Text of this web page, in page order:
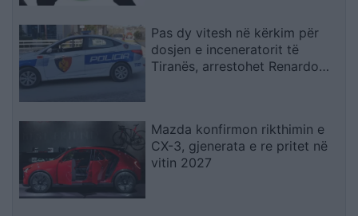
Pas dy vitesh në kërkim për
dosjen e inceneratorit të
Tiranës, arrestohet Renardo
Mazda konfirmon rikthimin e
CX-3, gjenerata e re pritet në
vitin 2027